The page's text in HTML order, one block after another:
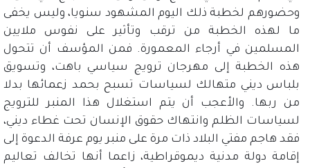
وحضورهم لخطبة ذلك اليوم المشهود سنويا، وليس يخفى
ما لهذه الخطبة من ترقب وتأثير على نفوس ملايين
المسلمين في أرجاء المعمورة. فمن المؤسف أن تتحول
هذه الخطبة إلى مهرجان ترويج سياسي باهت، وتسويق
بلباس ديني متهالك لسياسات تسبح بحمد زعمائها بدلا
من ربها. والأعجب أن يتم استغلال هذا المنبر للترويج
لسياسات الظلم وانتهاك حقوق الإنسان تحت غطاء ديني،
فقد هاجم مفتي البلاد ذات مرة على منبر يوم عرفة الدعوة إلى
إقامة دولة مدنية ديموقراطية، زاعما أنها تخالف تعاليم